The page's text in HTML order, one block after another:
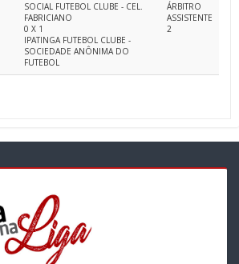
SOCIAL FUTEBOL CLUBE - CEL.
FABRICIANO
0 X 1
IPATINGA FUTEBOL CLUBE -
SOCIEDADE ANÔNIMA DO
FUTEBOL
ÁRBITRO
ASSISTENTE
2